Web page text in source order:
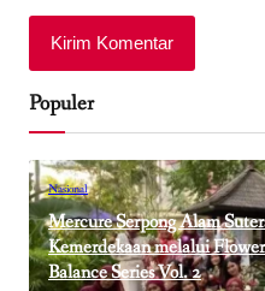
Populer
Nasional
Mercure Serpong Alam
Kemerdekaan melalui
Balance Series Vol. 2